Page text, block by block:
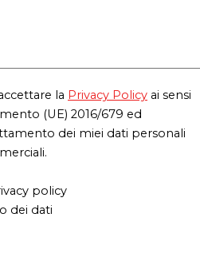
la Privacy Policy ai sensi
(UE) 2016/679 ed
dei miei dati personali
policy
dei dati